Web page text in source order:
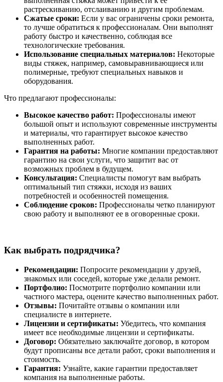
растрескиванию, отслаиванию и другим проблемам.
Сжатые сроки: Если у вас ограничены сроки ремонта,
то лучше обратиться к профессионалам. Они выполнят
работу быстро и качественно, соблюдая все
технологические требования.
Использование специальных материалов: Некоторые
виды стяжек, например, самовыравнивающиеся или
полимерные, требуют специальных навыков и
оборудования.
Что предлагают профессионалы:
Высокое качество работ: Профессионалы имеют
большой опыт и используют современные инструменты
и материалы, что гарантирует высокое качество
выполненных работ.
Гарантия на работы: Многие компании предоставляют
гарантию на свои услуги, что защитит вас от
возможных проблем в будущем.
Консультация: Специалисты помогут вам выбрать
оптимальный тип стяжки, исходя из ваших
потребностей и особенностей помещения.
Соблюдение сроков: Профессионалы четко планируют
свою работу и выполняют ее в оговоренные сроки.
Как выбрать подрядчика?
Рекомендации: Попросите рекомендации у друзей,
знакомых или соседей, которые уже делали ремонт.
Портфолио: Посмотрите портфолио компании или
частного мастера, оцените качество выполненных работ.
Отзывы: Почитайте отзывы о компании или
специалисте в интернете.
Лицензии и сертификаты: Убедитесь, что компания
имеет все необходимые лицензии и сертификаты.
Договор: Обязательно заключайте договор, в котором
будут прописаны все детали работ, сроки выполнения и
стоимость.
Гарантия: Узнайте, какие гарантии предоставляет
компания на выполненные работы.